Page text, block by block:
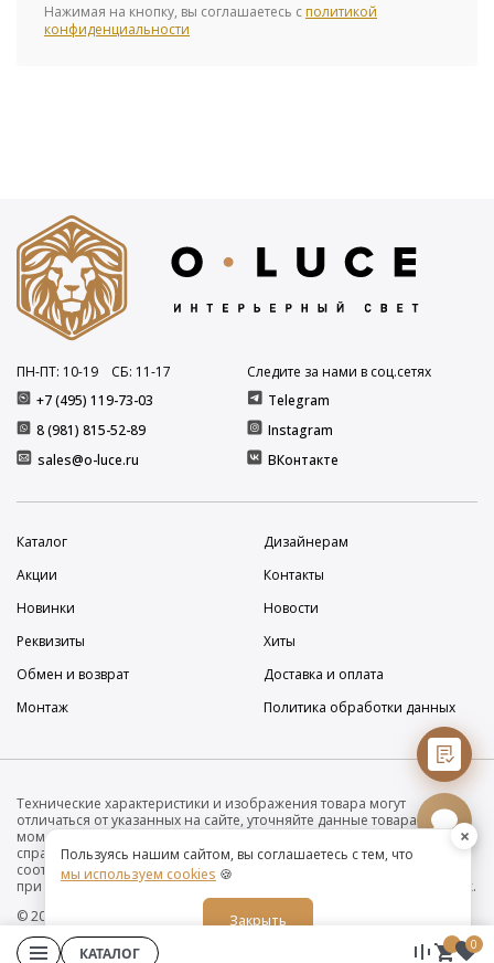
Нажимая на кнопку, вы соглашаетесь с политикой
конфиденциальности
+7 (495) 119-73-03
8 (981) 815-52-89
ПН-ПТ: 10-19 СБ: 11-17
sales@o-luce.ru
Следите за нами в соц.сетях
Telegram
Instagram
ВКонтакте
Каталог
Дизайнерам
Акции
Контакты
Новинки
Новости
Реквизиты
Хиты
Обмен и возврат
Доставка и оплата
Монтаж
Политика обработки данных
Технические характеристики и изображения товара могут
отличаться от указанных на сайте, уточняйте данные товара на
момент покупки и оплаты. Вся информация на сайте о товарах носит
справочный характер и не является публичной офертой в
соответствии с пунктом 2 статьи 437 ГК РФ. Убедительно просим Вас
при покупке проверять наличие желаемых функций и характеристик.
© 2019-2026 Интернет-магазин дизайнерских светильников O•Luce
КАТАЛОГ
0
Пользуясь нашим сайтом, вы соглашаетесь с тем, что
мы используем cookies 🍪
Закрыть
×